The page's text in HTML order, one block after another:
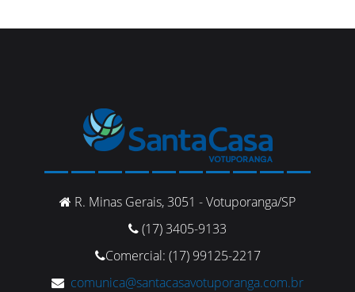
R. Minas Gerais, 3051 - Votuporanga/SP
(17) 3405-9133
Comercial: (17) 99125-2217
comunica@santacasavotuporanga.com.br